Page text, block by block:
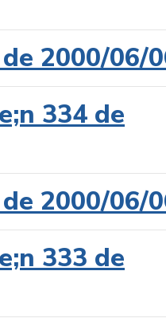
2000/06/
334 de
2000/06/
333 de